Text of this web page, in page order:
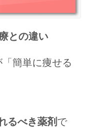
との違い
簡単に痩せる
るべき薬剤 で